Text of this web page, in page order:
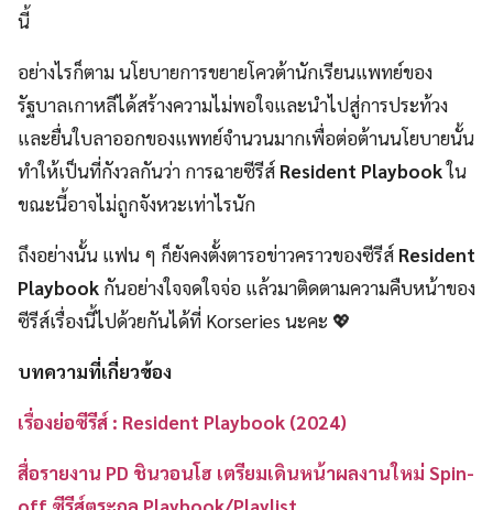
นี้
อย่างไรก็ตาม นโยบายการขยายโควต้านักเรียนแพทย์ของ
รัฐบาลเกาหลีได้สร้างความไม่พอใจและนำไปสู่การประท้วง
และยื่นใบลาออกของแพทย์จำนวนมากเพื่อต่อต้านนโยบายนั้น
ทำให้เป็นที่กังวลกันว่า การฉายซีรีส์ Resident Playbookใน
ขณะนี้อาจไม่ถูกจังหวะเท่าไรนัก
ถึงอย่างนั้น แฟน ๆ ก็ยังคงตั้งตารอข่าวคราวของซีรีส์ Resident
Playbook กันอย่างใจจดใจจ่อ แล้วมาติดตามความคืบหน้าของ
ซีรีส์เรื่องนี้ไปด้วยกันได้ที่ Korseries นะคะ 💖
บทความที่เกี่ยวข้อง
เรื่องย่อซีรีส์ : Resident Playbook (2024)
สื่อรายงาน PD ชินวอนโฮ เตรียมเดินหน้าผลงานใหม่ Spin-